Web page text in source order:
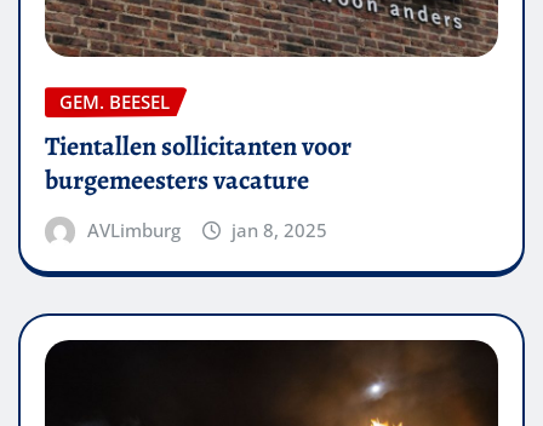
GEM. BEESEL
Tientallen sollicitanten voor
burgemeesters vacature
AVLimburg jan 8, 2025